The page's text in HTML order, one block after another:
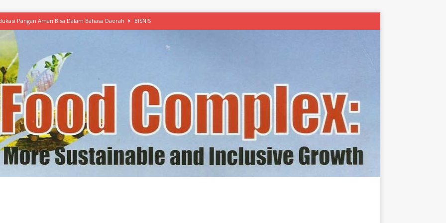
Pangan Aman Bisa Dalam Bahasa Daerah BISNIS
Mulai Ekspansi, IKEA dan MSC Dukung Seafood Berkelanjutan
Free Versi Healthy Choice, Tepung Talas Kimpul Pilihan Menu Sehat
Latih Olah Singkong, KKN Universitas Lampung Kenalkan Sosmocaf
Makanan dengan McCormick, Ciptakan Raksasa Rp1.100 Triliun